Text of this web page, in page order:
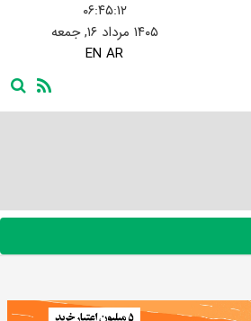
۰۶:۴۵:۱۳
۱۴۰۵ مرداد ۱۶, جمعه
EN AR